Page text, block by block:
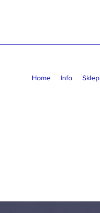
Home Info Sklep